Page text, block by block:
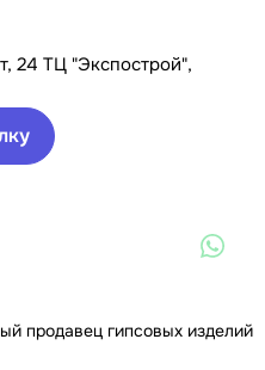
24 ТЦ "Экспострой",
продавец гипсовых изделий